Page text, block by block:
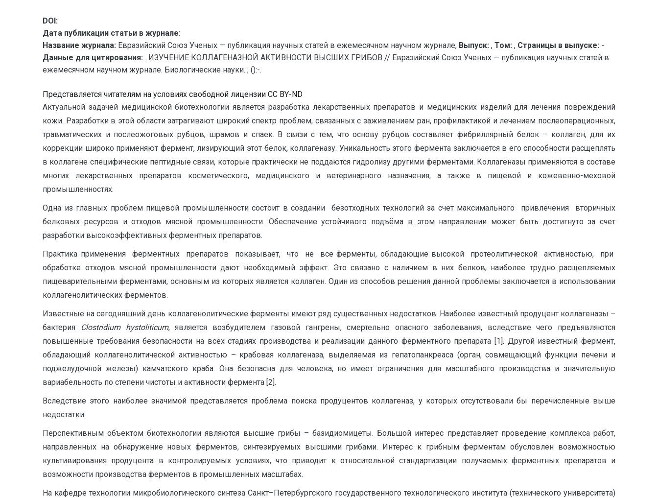
DOI:
Дата публикации статьи в журнале:
Название журнала: Евразийский Союз Ученых — публикация научных статей в ежемесячном научном журнале, Выпуск: , Том: , Страницы в выпуске: -
Данные для цитирования: . ИЗУЧЕНИЕ КОЛЛАГЕНАЗНОЙ АКТИВНОСТИ ВЫСШИХ ГРИБОВ // Евразийский Союз Ученых — публикация научных статей в
ежемесячном научном журнале. Биологические науки. ; ():-.
Представляется читателям на условиях свободной лицензии CC BY-ND
Актуальной задачей медицинской биотехнологии является разработка лекарственных препаратов и медицинских изделий для лечения повреждений
кожи. Разработки в этой области затрагивают широкий спектр проблем, связанных с заживлением ран, профилактикой и лечением послеоперационных,
травматических и послеожоговых рубцов, шрамов и спаек. В связи с тем, что основу рубцов составляет фибриллярный белок – коллаген, для их
коррекции широко применяют фермент, лизирующий этот белок, коллагеназу. Уникальность этого фермента заключается в его способности расщеплять
в коллагене специфические пептидные связи, которые практически не поддаются гидролизу другими ферментами. Коллагеназы применяются в составе
многих лекарственных препаратов косметического, медицинского и ветеринарного назначения, а также в пищевой и кожевенно-меховой
промышленностях.
Одна из главных проблем пищевой промышленности состоит в создании безотходных технологий за счет максимального привлечения вторичных
белковых ресурсов и отходов мясной промышленности. Обеспечение устойчивого подъёма в этом направлении может быть достигнуто за счет
разработки высокоэффективных ферментных препаратов.
Практика применения ферментных препаратов показывает, что не все ферменты, обладающие высокой протеолитической активностью, при
обработке отходов мясной промышленности дают необходимый эффект. Это связано с наличием в них белков, наиболее трудно расщепляемых
пищеварительными ферментами, основным из которых является коллаген. Один из способов решения данной проблемы заключается в использовании
коллагенолитических ферментов.
Известные на сегодняшний день коллагенолитические ферменты имеют ряд существенных недостатков. Наиболее известный продуцент коллагеназы –
бактерия
Clostridium hystoliticum, является возбудителем газовой гангрены, смертельно опасного заболевания, вследствие чего предъявляются
повышенные требования безопасности на всех стадиях производства и реализации данного ферментного препарата [1]. Другой известный фермент,
обладающий коллагенолитической активностью – крабовая коллагеназа, выделяемая из гепатопанкреаса (орган, совмещающий функции печени и
поджелудочной железы) камчатского краба. Она безопасна для человека, но имеет ограничения для масштабного производства и значительную
вариабельность по степени чистоты и активности фермента [2].
Вследствие этого наиболее значимой представляется проблема поиска продуцентов коллагеназ, у которых отсутствовали бы перечисленные выше
недостатки.
Перспективным объектом биотехнологии являются высшие грибы – базидиомицеты. Большой интерес представляет проведение комплекса работ,
направленных на обнаружение новых ферментов, синтезируемых высшими грибами. Интерес к грибным ферментам обусловлен возможностью
культивирования продуцента в контролируемых условиях, что приводит к относительной стандартизации получаемых ферментных препаратов и
возможности производства ферментов в промышленных масштабах.
На кафедре технологии микробиологического синтеза Санкт–Петербургского государственного технологического института (технического университета)